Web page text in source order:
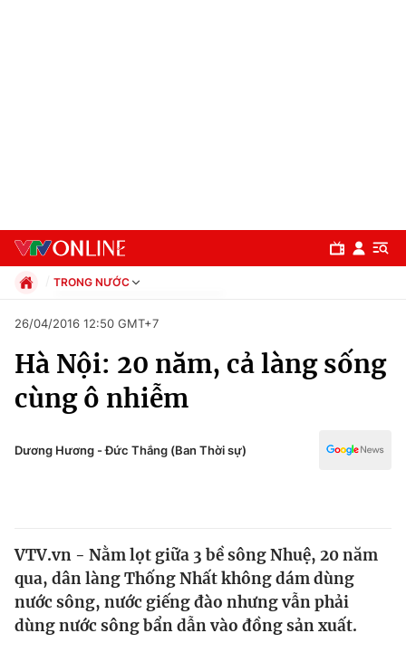
Chuyên mục
Chính trị
Xã hội
Thế giới
TRONG NƯỚC
Xã hội
Pháp luật
Kinh tế
Thể thao
Văn hóa - Giải trí
Giáo dục
26/04/2016 12:50 GMT+7
Hà Nội: 20 năm, cả làng sống
cùng ô nhiễm
Dương Hương - Đức Thắng (Ban Thời sự)
VTV.vn - Nằm lọt giữa 3 bề sông Nhuệ, 20 năm
qua, dân làng Thống Nhất không dám dùng
nước sông, nước giếng đào nhưng vẫn phải
dùng nước sông bẩn dẫn vào đồng sản xuất.